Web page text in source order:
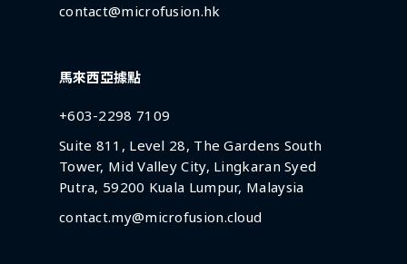
contact@microfusion.hk
馬來西亞據點
+603-2298 7109
Suite 811, Level 28, The Gardens South
Tower, Mid Valley City, Lingkaran Syed
Putra, 59200 Kuala Lumpur, Malaysia
contact.my@microfusion.cloud